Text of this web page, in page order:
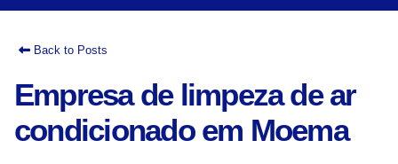
Back to Posts
Empresa de limpeza de ar
condicionado em Moema